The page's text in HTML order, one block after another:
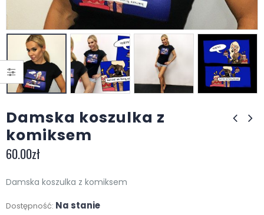
Damska koszulka z
komiksem
60.00zł
Damska koszulka z komiksem
Dostępność: Na stanie